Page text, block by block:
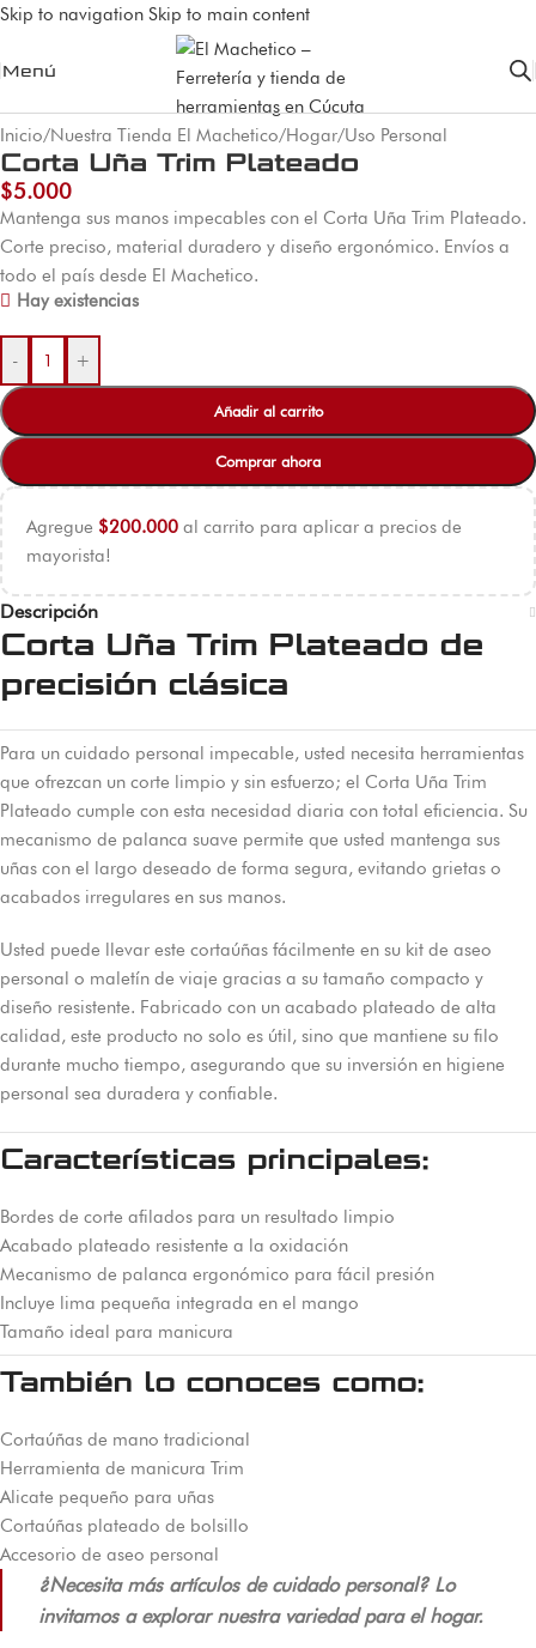
Skip to navigation Skip to main content
Menú
Inicio/Nuestra Tienda El Machetico/Hogar/Uso Personal
Corta Uña Trim Plateado
$5.000
Mantenga sus manos impecables con el Corta Uña Trim Plateado.
Corte preciso, material duradero y diseño ergonómico. Envíos a
todo el país desde El Machetico.
Hay existencias
- +
Añadir al carrito
Comprar ahora
Agregue $200.000 al carrito para aplicar a precios de
mayorista!
Descripción
Corta Uña Trim Plateado de
precisión clásica
Para un cuidado personal impecable, usted necesita herramientas
que ofrezcan un corte limpio y sin esfuerzo; el Corta Uña Trim
Plateado cumple con esta necesidad diaria con total eficiencia. Su
mecanismo de palanca suave permite que usted mantenga sus
uñas con el largo deseado de forma segura, evitando grietas o
acabados irregulares en sus manos.
Usted puede llevar este cortaúñas fácilmente en su kit de aseo
personal o maletín de viaje gracias a su tamaño compacto y
diseño resistente. Fabricado con un acabado plateado de alta
calidad, este producto no solo es útil, sino que mantiene su filo
durante mucho tiempo, asegurando que su inversión en higiene
personal sea duradera y confiable.
Características principales:
Bordes de corte afilados para un resultado limpio
Acabado plateado resistente a la oxidación
Mecanismo de palanca ergonómico para fácil presión
Incluye lima pequeña integrada en el mango
Tamaño ideal para manicura
También lo conoces como:
Cortaúñas de mano tradicional
Herramienta de manicura Trim
Alicate pequeño para uñas
Cortaúñas plateado de bolsillo
Accesorio de aseo personal
¿Necesita más artículos de cuidado personal? Lo
invitamos a explorar nuestra variedad para el hogar.